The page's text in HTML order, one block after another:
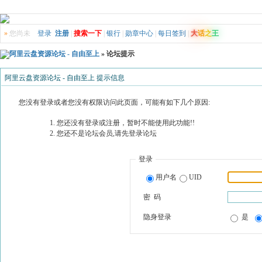
» 您尚未 登录 注册 搜索一下 银行 勋章中心 每日签到 大话之王
阿里云盘资源论坛 - 自由至上 » 论坛提示
阿里云盘资源论坛 - 自由至上 提示信息
您没有登录或者您没有权限访问此页面，可能有如下几个原因:
您还没有登录或注册，暂时不能使用此功能!!
您还不是论坛会员,请先登录论坛
登录
用户名 UID
密 码
隐身登录 是